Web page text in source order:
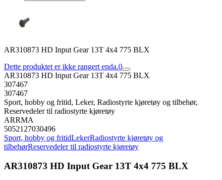
AR310873 HD Input Gear 13T 4x4 775 BLX
Dette produktet er ikke rangert enda.0
AR310873 HD Input Gear 13T 4x4 775 BLX
307467
307467
Sport, hobby og fritid, Leker, Radiostyrte kjøretøy og tilbehør,
Reservedeler til radiostyrte kjøretøy
ARRMA
5052127030496
Sport, hobby og fritidLekerRadiostyrte kjøretøy og
tilbehørReservedeler til radiostyrte kjøretøy
AR310873 HD Input Gear 13T 4x4 775 BLX